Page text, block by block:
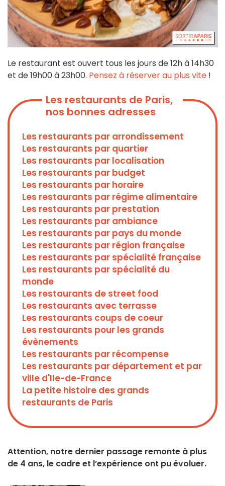
Le restaurant est ouvert tous les jours de 12h à 14h30
et de 19h00 à 23h00. Pensez à réserver au plus vite !
Les restaurants de Paris,
nos bonnes adresses
Les restaurants par arrondissement
Les restaurants par quartier
Les restaurants par localisation
Les restaurants par budget
Les restaurants par horaire
Les restaurants par régime alimentaire
Les restaurants par prestation
Les restaurants par ambiance
Les restaurants par pays du monde
Les restaurants par région française
Les restaurants par spécialité française
Les restaurants par spécialité du
monde
Les restaurants de street food
Les restaurants avec terrasse
Les restaurants coups de coeur
Les restaurants pour les grands
évènements
Les restaurants par récompense
Les restaurants par département et par
ville d'Ile-de-France
La petite histoire des grands
restaurants de Paris
Attention, notre dernier passage remonte à plus
de 4 ans, le cadre et l’expérience ont pu évoluer.